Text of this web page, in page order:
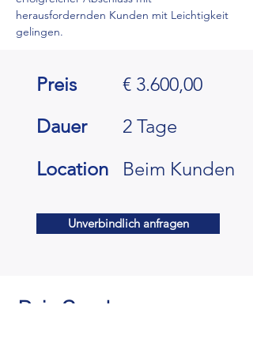
herausfordernden Kunden mit Leichtigkeit
gelingen.
Preis
Dauer
Location
€ 3.600,00
2 Tage
Beim Kunden
Unverbindlich anfragen
Dein Coach